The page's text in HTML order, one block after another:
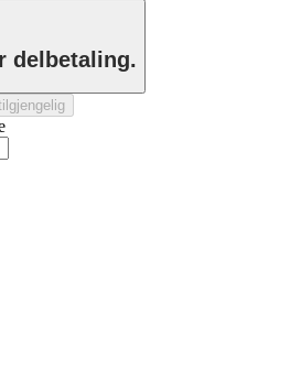
delbetaling.